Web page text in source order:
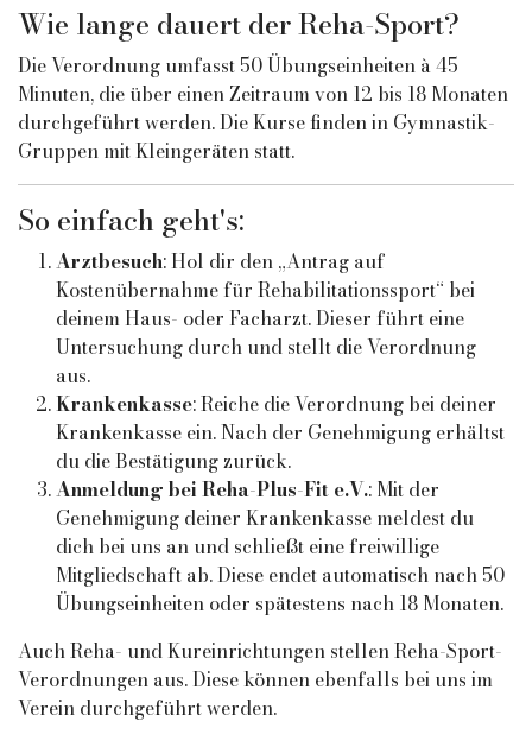
Wie lange dauert der Reha-Sport?
Die Verordnung umfasst 50 Übungseinheiten à 45
Minuten, die über einen Zeitraum von 12 bis 18 Monaten
durchgeführt werden. Die Kurse finden in Gymnastik-
Gruppen mit Kleingeräten statt.
So einfach geht's:
Arztbesuch: Hol dir den „Antrag auf
Kostenübernahme für Rehabilitationssport“ bei
deinem Haus- oder Facharzt. Dieser führt eine
Untersuchung durch und stellt die Verordnung
aus.
Krankenkasse: Reiche die Verordnung bei deiner
Krankenkasse ein. Nach der Genehmigung erhältst
du die Bestätigung zurück.
Anmeldung bei Reha-Plus-Fit e.V.: Mit der
Genehmigung deiner Krankenkasse meldest du
dich bei uns an und schließt eine freiwillige
Mitgliedschaft ab. Diese endet automatisch nach 50
Übungseinheiten oder spätestens nach 18 Monaten.
Auch Reha- und Kureinrichtungen stellen Reha-Sport-
Verordnungen aus. Diese können ebenfalls bei uns im
Verein durchgeführt werden.